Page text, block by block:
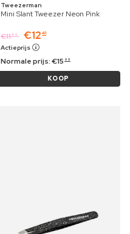
Tweezerman
Mini Slant Tweezer Neon Pink
€11 89 €12 41
Actieprijs
Normale prijs:€15 99
KOOP